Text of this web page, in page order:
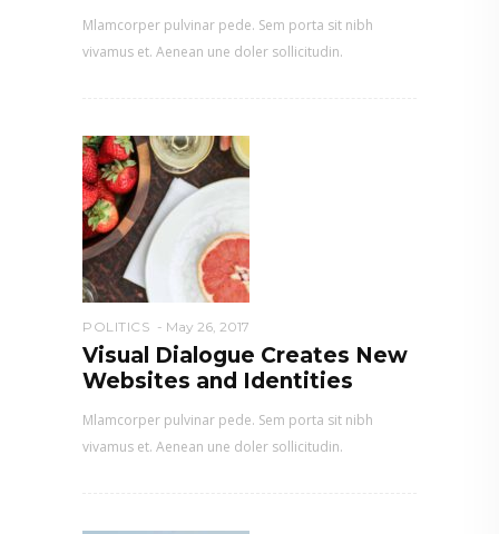
Mlamcorper pulvinar pede. Sem porta sit nibh
vivamus et. Aenean une doler sollicitudin.
POLITICS May 26, 2017
Visual Dialogue Creates New
Websites and Identities
Mlamcorper pulvinar pede. Sem porta sit nibh
vivamus et. Aenean une doler sollicitudin.